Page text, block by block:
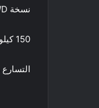
نسخة FWD:
150 كيلو واط محرك كهربائي
التسارع من صفر إلى